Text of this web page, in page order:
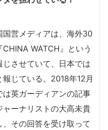
営メディアは、海外30
WATCH』という
させていて、日本では
じている。2018年12月
英ガーディアンの記事
ーナリストの大高未貴
その回答を受け取って